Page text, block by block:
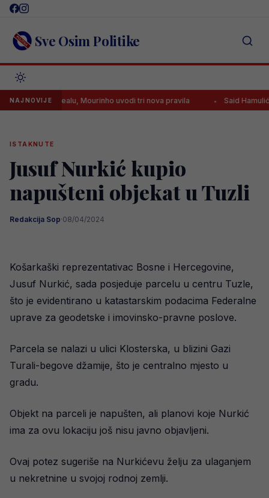
Skip
content Sve Osim Politike
NAJNOVIJE
u Realu, Mourinho uvodi tri nova pravila Said Hamulić dao
ISTAKNUTE
Jusuf Nurkić kupio
napušteni objekat u Tuzli
Redakcija Sop·08/04/2024
Košarkaški reprezentativac Bosne i Hercegovine,
Jusuf Nurkić, sada posjeduje parcelu u centru Tuzle,
što je evidentirano u katastarskim podacima Federalne
uprave za geodetske i imovinsko-pravne poslove.
Parcela se nalazi u ulici Klosterska, u blizini Gazi
Turali-begove džamije, što je centralno mjesto u
gradu.
Objekt na parceli je napušten, ali planovi koje Nurkić
ima za ovu lokaciju još nisu javno objavljeni.
Ovaj potez sugeriše na Nurkićevu želju za ulaganjem
u nekretnine u svojoj rodnoj zemlji.